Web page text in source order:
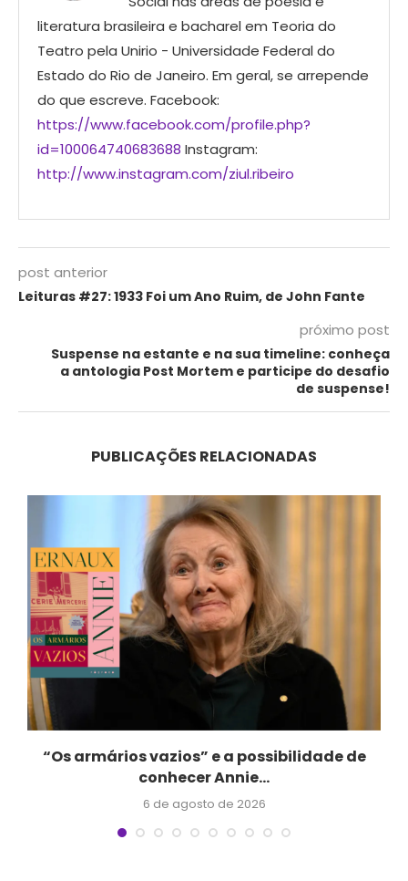
literatura brasileira e bacharel em Teoria do
Teatro pela Unirio - Universidade Federal do
Estado do Rio de Janeiro. Em geral, se arrepende
do que escreve. Facebook:
https://www.facebook.com/profile.php?
id=100064740683688 Instagram:
http://www.instagram.com/ziul.ribeiro
post anterior
Leituras #27: 1933 Foi um Ano Ruim, de John Fante
próximo post
Suspense na estante e na sua timeline: conheça
a antologia Post Mortem e participe do desafio
de suspense!
PUBLICAÇÕES RELACIONADAS
“Os armários vazios” e a possibilidade de
conhecer Annie...
6 de agosto de 2026